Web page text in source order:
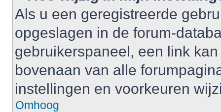
Als u een geregistreerde
opgeslagen in de forum-
gebruikerspaneel, een link
bovenaan van alle
instellingen en voorkeuren
Omhoog